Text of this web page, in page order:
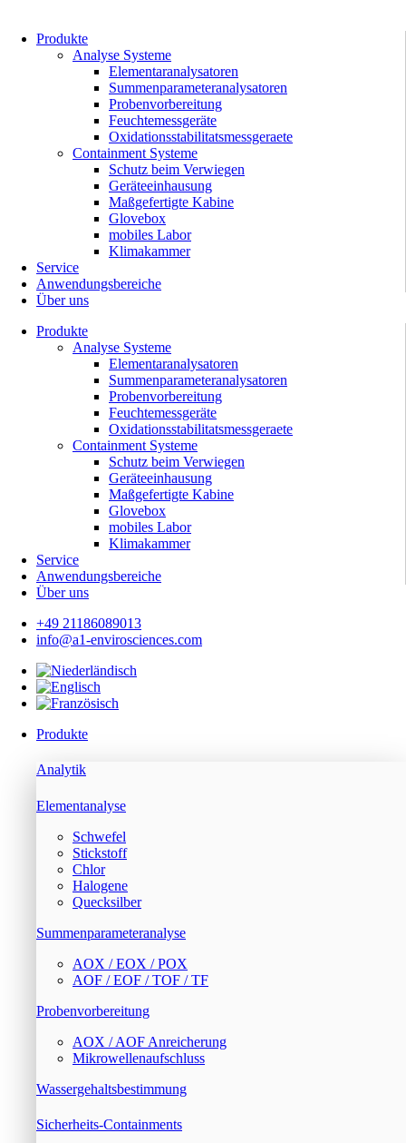
springenProdukte
Analyse Systeme
Elementaranalysatoren
Summenparameteranalysatoren
Probenvorbereitung
Feuchtemessgeräte
Oxidationsstabilitatsmessgeraete
Containment Systeme
Schutz beim Verwiegen
Geräteeinhausung
Maßgefertigte Kabine
Glovebox
mobiles Labor
Klimakammer
Service
Anwendungsbereiche
Über uns
Produkte
Analyse Systeme
Elementaranalysatoren
Summenparameteranalysatoren
Probenvorbereitung
Feuchtemessgeräte
Oxidationsstabilitatsmessgeraete
Containment Systeme
Schutz beim Verwiegen
Geräteeinhausung
Maßgefertigte Kabine
Glovebox
mobiles Labor
Klimakammer
Service
Anwendungsbereiche
Über uns
+49 21186089013
info@a1-envirosciences.com
Produkte
Analytik
Elementanalyse
Schwefel
Stickstoff
Chlor
Halogene
Quecksilber
Summenparameteranalyse
AOX / EOX / POX
AOF / EOF / TOF / TF
Probenvorbereitung
AOX / AOF Anreicherung
Mikrowellenaufschluss
Wassergehaltsbestimmung
Sicherheits-Containments